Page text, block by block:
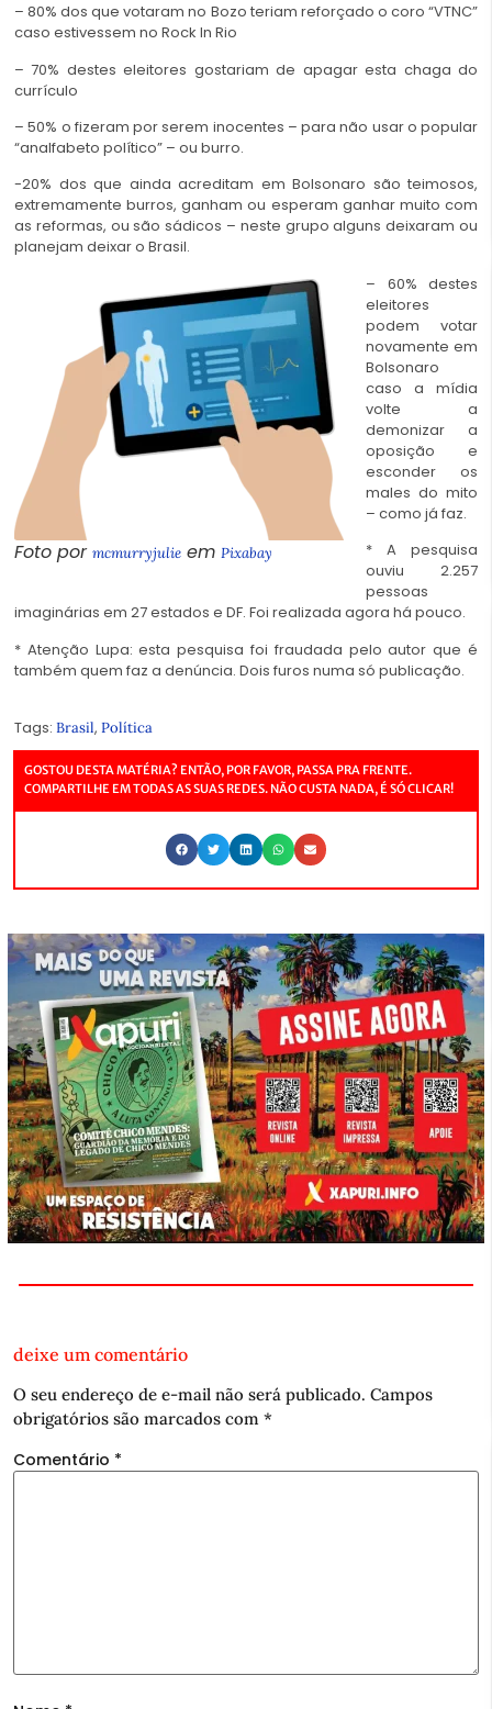
– 80% dos que votaram no Bozo teriam reforçado o coro “VTNC”
caso estivessem no Rock In Rio
– 70% destes eleitores gostariam de apagar esta chaga do
currículo
– 50% o fizeram por serem inocentes – para não usar o popular
“analfabeto político” – ou burro.
-20% dos que ainda acreditam em Bolsonaro são teimosos,
extremamente burros, ganham ou esperam ganhar muito com
as reformas, ou são sádicos – neste grupo alguns deixaram ou
planejam deixar o Brasil.
Foto por mcmurryjulie em Pixabay
– 60% destes
eleitores
podem votar
novamente em
Bolsonaro
caso a mídia
volte a
demonizar a
oposição e
esconder os
males do mito
– como já faz.
* A pesquisa
ouviu 2.257
pessoas
imaginárias em 27 estados e DF. Foi realizada agora há pouco.
* Atenção Lupa: esta pesquisa foi fraudada pelo autor que é
também quem faz a denúncia. Dois furos numa só publicação.
Tags: Brasil, Política
GOSTOU DESTA MATÉRIA? ENTÃO, POR FAVOR, PASSA PRA FRENTE.
COMPARTILHE EM TODAS AS SUAS REDES. NÃO CUSTA NADA, É SÓ CLICAR!
deixe um comentário
O seu endereço de e-mail não será publicado. Campos
obrigatórios são marcados com *
Comentário *